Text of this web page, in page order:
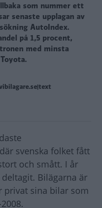
som nummer ett
senaste upplagan av
AutoIndex.
på 1,5 procent,
med minsta
svenska folket fått
och smått. I år
Bilägarna är
privat sina bilar som